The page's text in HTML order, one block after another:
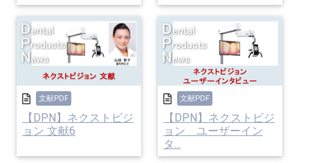
文献PDF
【DPN】ネクストビジ
ョン 文献6
文献PDF
【DPN】ネクストビジ
ョン ユーザーイン
タ...